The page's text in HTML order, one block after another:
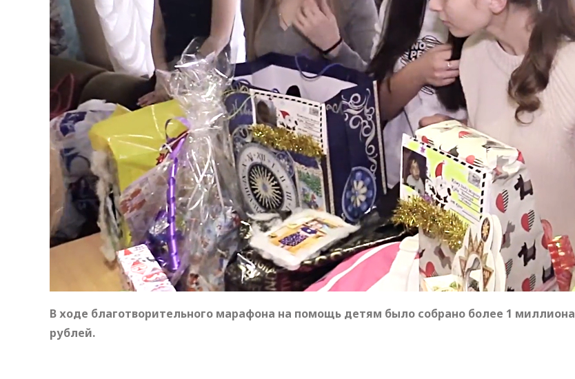
В ходе благотворительного марафона на помощь детям было собрано более 1 миллиона
рублей.